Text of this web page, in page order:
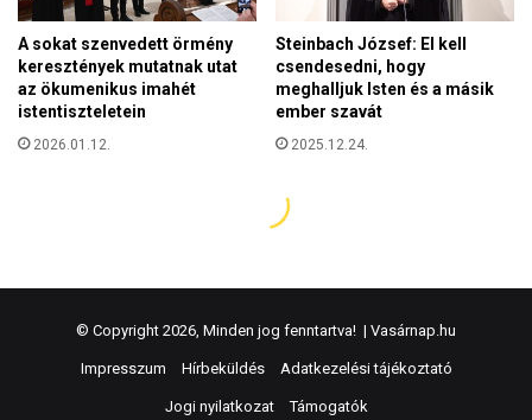
© Copyright 2026, Minden jog fenntartva! | Vasárnap.hu
Impresszum Hírbeküldés Adatkezelési tájékoztató
Jogi nyilatkozat Támogatók